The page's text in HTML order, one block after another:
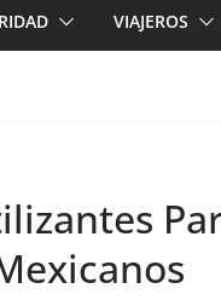
VIAJEROS